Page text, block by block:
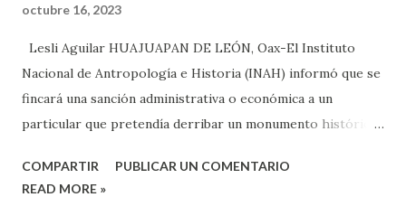
octubre 16, 2023
Lesli Aguilar HUAJUAPAN DE LEÓN, Oax-El Instituto
Nacional de Antropología e Historia (INAH) informó que se
fincará una sanción administrativa o económica a un
particular que pretendía derribar un monumento histórico
competentes en Huajuapan de León. Austerlits Sánchez
COMPARTIR
PUBLICAR UN COMENTARIO
READ MORE »